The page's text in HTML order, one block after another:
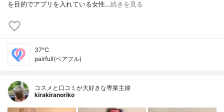
を目的でアプリを入れている女性…続きを見る
37℃
pairfull(ペアフル)
コスメと口コミが大好きな専業主婦
kirakiranoriko